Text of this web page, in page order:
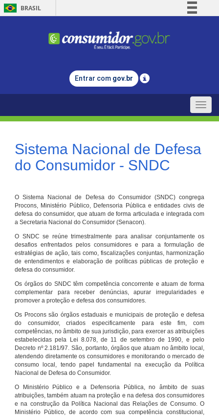
BRASIL
Comunica BR
Legislação
Entrar com gov.br
Toggle
Sistema Nacional de Defesa
do Consumidor - SNDC
O Sistema Nacional de Defesa do Consumidor (SNDC) congrega
Procons, Ministério Público, Defensoria Pública e entidades civis de
defesa do consumidor, que atuam de forma articulada e integrada com
a Secretaria Nacional do Consumidor (Senacon).
O SNDC se reúne trimestralmente para analisar conjuntamente os
desafios enfrentados pelos consumidores e para a formulação de
estratégias de ação, tais como, fiscalizações conjuntas, harmonização
de entendimentos e elaboração de políticas públicas de proteção e
defesa do consumidor.
Os órgãos do SNDC têm competência concorrente e atuam de forma
complementar para receber denúncias, apurar irregularidades e
promover a proteção e defesa dos consumidores.
Os Procons são órgãos estaduais e municipais de proteção e defesa
do consumidor, criados especificamente para este fim, com
competências, no âmbito de sua jurisdição, para exercer as atribuições
estabelecidas pela Lei 8.078, de 11 de setembro de 1990, e pelo
Decreto nº 2.181/97. São, portanto, órgãos que atuam no âmbito local,
atendendo diretamente os consumidores e monitorando o mercado de
consumo local, tendo papel fundamental na execução da Política
Nacional de Defesa do Consumidor.
O Ministério Público e a Defensoria Pública, no âmbito de suas
atribuições, também atuam na proteção e na defesa dos consumidores
e na construção da Política Nacional das Relações de Consumo. O
Ministério Público, de acordo com sua competência constitucional,